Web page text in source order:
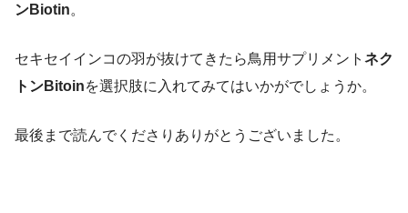
ンBiotin。
セキセイインコの羽が抜けてきたら鳥用サプリメント ネク
トンBitoinを選択肢に入れてみてはいかがでしょうか。
最後まで読んでくださりありがとうございました。